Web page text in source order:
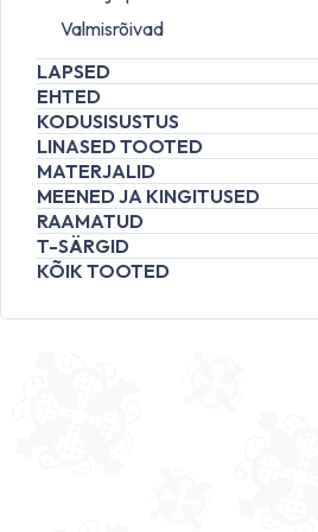
Valmisrõivad
LAPSED
EHTED
KODUSISUSTUS
LINASED TOOTED
MATERJALID
MEENED JA KINGITUSED
RAAMATUD
T-SÄRGID
KÕIK TOOTED